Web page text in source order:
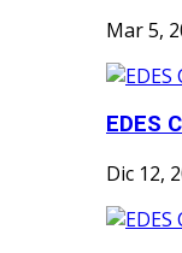
Mar 5,
EDES
Dic 12,